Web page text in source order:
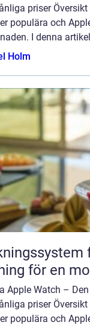
priser
populära och
I denna
Holm
för hotell –
för en
Apple Watch –
priser
populära och